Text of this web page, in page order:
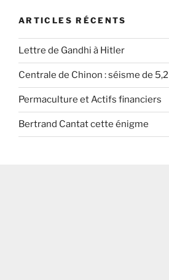
ARTICLES RÉCENTS
Lettre de Gandhi à Hitler
Centrale de Chinon : séisme de 5,2
Permaculture et Actifs financiers
Bertrand Cantat cette énigme